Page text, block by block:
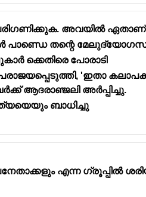
(First War of
പ്രത്യേകിച്ച്
1947-ൽ ഇന്ത്യ
അവയിൽ ഏതാണ്
പാണ്ഡെ തന്റെ
ക്കെതിരെ പോരാടി
'ഇതാ
ആദരാഞ്ജലി അർപ്പിച്ചു.
ബാധിച്ചു
എന്ന ഗ്രൂപ്പിൽ